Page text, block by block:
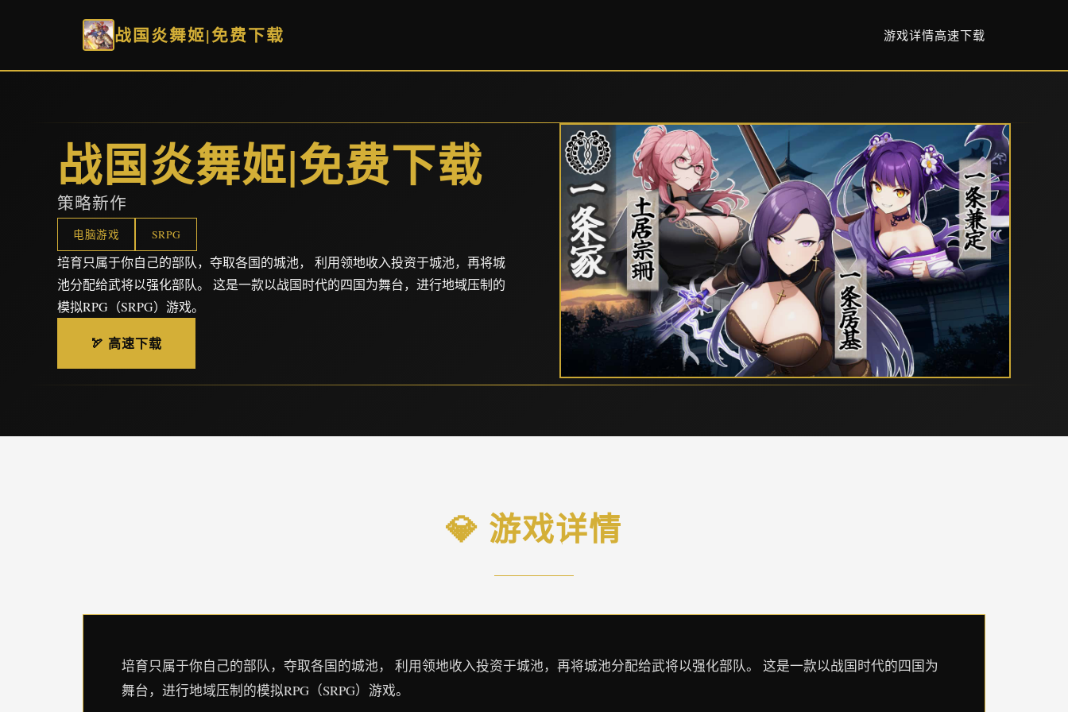
战国炎舞姬|免费下载 游戏详情高速下载
战国炎舞姬|免费下载
策略新作
电脑游戏 SRPG
培育只属于你自己的部队，夺取各国的城池， 利用领地收入投资于城池，再将城
池分配给武将以强化部队。 这是一款以战国时代的四国为舞台，进行地域压制的
模拟RPG（SRPG）游戏。
🏹 高速下载
💎 游戏详情
培育只属于你自己的部队，夺取各国的城池， 利用领地收入投资于城池，再将城池分配给武将以强化部队。 这是一款以战国时代的四国为
舞台，进行地域压制的模拟RPG（SRPG）游戏。